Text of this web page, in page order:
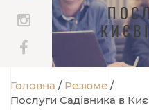
Головна
Резюме
Послуги Садівника в